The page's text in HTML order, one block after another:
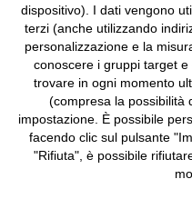
Informazioni
©2026 bonprix.
bonprix S.r.l. con socio
Valdengo (BI) C.F.
Biella n. 01510910027,
IT09060P00000858, N.
Sociale: euro 1.000.000 i.v,
e coordinamento di bonprix
dispositivo). I dati vengono
terzi (anche utilizzando
personalizzazione e la
conoscere i gruppi target e
trovare in ogni momento
(compresa la possibilità
impostazione. È possibile
facendo clic sul pulsante
"Rifiuta", è possibile